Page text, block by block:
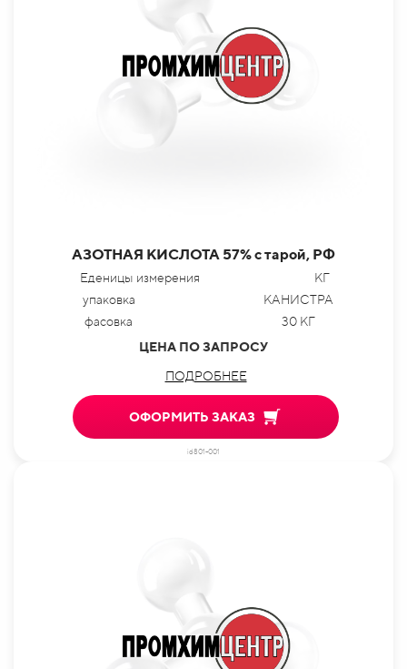
АЗОТНАЯ КИСЛОТА 57% с тарой, РФ
Еденицы измерения
КГ
упаковка
КАНИСТРА
фасовка
30 КГ
ЦЕНА ПО ЗАПРОСУ
ПОДРОБНЕЕ
ОФОРМИТЬ ЗАКАЗ
id801-001